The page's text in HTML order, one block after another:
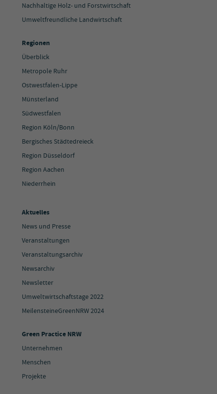
Nachhaltige Holz- und Forstwirtschaft
Umweltfreundliche Landwirtschaft
Regionen
Überblick
Metropole Ruhr
Ostwestfalen-Lippe
Münsterland
Südwestfalen
Region Köln/Bonn
Bergisches Städtedreieck
Region Düsseldorf
Region Aachen
Niederrhein
Aktuelles
News und Presse
Veranstaltungen
Veranstaltungsarchiv
Newsarchiv
Newsletter
Umweltwirtschaftstage 2022
MeilensteineGreenNRW 2024
Green Practice NRW
Unternehmen
Menschen
Projekte